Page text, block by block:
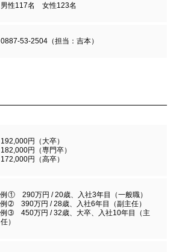
男性117名 女性123名
0887-53-2504（担当：吉本）
192,000円（大卒）
182,000円（専門卒）
172,000円（高卒）
例① 290万円 / 20歳、入社3年目（一般職）
例➁ 390万円 / 28歳、入社6年目（副主任）
例➂ 450万円 / 32歳、大卒、入社10年目（主
任）